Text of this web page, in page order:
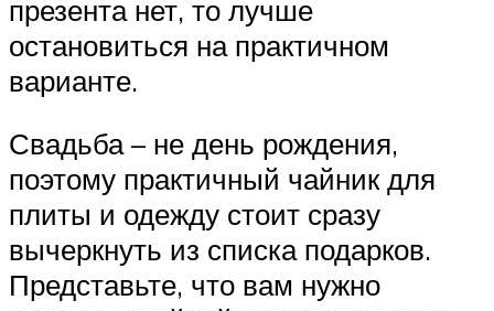
презента нет, то лучше
остановиться на практичном
варианте.
Свадьба – не день рождения,
поэтому практичный чайник для
плиты и одежду стоит сразу
вычеркнуть из списка подарков.
Представьте, что вам нужно